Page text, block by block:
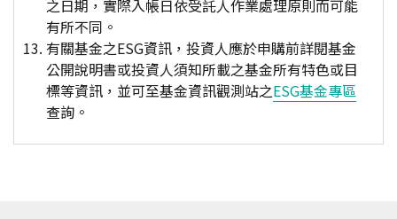
之日期，實際入帳日依受託人作業處理原則而可能
有所不同。
有關基金之ESG資訊，投資人應於申購前詳閱基金
公開說明書或投資人須知所載之基金所有特色或目
標等資訊，並可至基金資訊觀測站之ESG基金專區
查詢。